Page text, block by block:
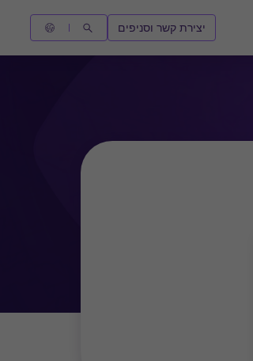
יצירת קשר וסניפים